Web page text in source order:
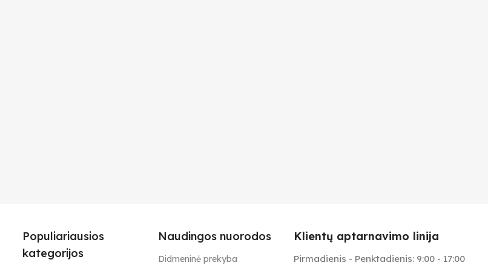
Populiariausios
kategorijos
Naudingos nuorodos
Didmeninė prekyba
Klientų aptarnavimo linija
Pirmadienis - Penktadienis: 9:00 - 17:00